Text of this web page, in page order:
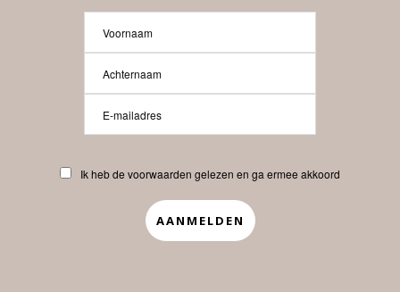
@debeautyprofessional
Laat meer posts zien
Ik heb de voorwaarden gelezen en ga ermee akkoord